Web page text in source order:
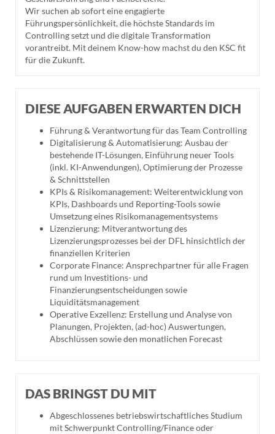
Wir suchen ab sofort eine engagierte
Führungspersönlichkeit, die höchste Standards im
Controlling setzt und die digitale Transformation
vorantreibt. Mit deinem Know-how machst du den KSC fit
für die Zukunft.
DIESE AUFGABEN ERWARTEN DICH
Führung & Verantwortung für das Team Controlling
Digitalisierung & Automatisierung: Ausbau der
bestehende IT-Lösungen, Einführung neuer Tools
(inkl. KI-Anwendungen), Optimierung der Prozesse
& Schnittstellen
KPIs & Risikomanagement: Weiterentwicklung von
KPIs, Dashboards und Reporting-Tools sowie
Umsetzung eines Risikomanagementsystems
Lizenzierung: Mitverantwortung des
Lizenzierungsprozesses bei der DFL hinsichtlich der
finanziellen Kriterien
Corporate Finance: Ansprechpartner für alle Fragen
rund um Investitions- und
Finanzierungsentscheidungen sowie
Liquiditätsmanagement
Operative Exzellenz: Erstellung und Analyse von
Planungen, Projekten, (ad-hoc) Auswertungen,
Abschlüssen sowie den monatlichen Forecast
DAS BRINGST DU MIT
Abgeschlossenes betriebswirtschaftliches Studium
mit Schwerpunkt Controlling/Finance oder